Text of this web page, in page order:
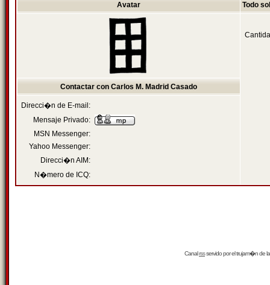
Avatar Todo
Contactar con Carlos M. Madrid Casado
Direcci�n de E-mail:
Mensaje Privado:
MSN Messenger:
Yahoo Messenger:
Direcci�n AIM:
N�mero de ICQ:
Canalrssservido por eltrujam�nde